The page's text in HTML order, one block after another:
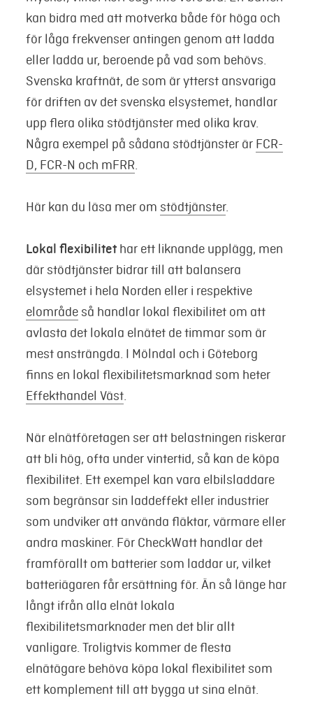
kan bidra med att motverka både för höga och
för låga frekvenser antingen genom att ladda
eller ladda ur, beroende på vad som behövs.
Svenska kraftnät, de som är ytterst ansvariga
för driften av det svenska elsystemet, handlar
upp flera olika stödtjänster med olika krav.
Några exempel på sådana stödtjänster är FCR-
D, FCR-N och mFRR.
Här kan du läsa mer om stödtjänster.
Lokal flexibilitethar ett liknande upplägg, men
där stödtjänster bidrar till att balansera
elsystemet i hela Norden eller i respektive
elområdeså handlar lokal flexibilitet om att
avlasta det lokala elnätet de timmar som är
mest ansträngda. I Mölndal och i Göteborg
finns en lokal flexibilitetsmarknad som heter
Effekthandel Väst.
När elnätföretagen ser att belastningen riskerar
att bli hög, ofta under vintertid, så kan de köpa
flexibilitet. Ett exempel kan vara elbilsladdare
som begränsar sin laddeffekt eller industrier
som undviker att använda fläktar, värmare eller
andra maskiner. För CheckWatt handlar det
framförallt om batterier som laddar ur, vilket
batteriägaren får ersättning för. Än så länge har
långt ifrån alla elnät lokala
flexibilitetsmarknader men det blir allt
vanligare. Troligtvis kommer de flesta
elnätägare behöva köpa lokal flexibilitet som
ett komplement till att bygga ut sina elnät.